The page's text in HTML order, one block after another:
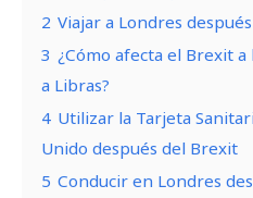
2 Viajar a Londres
3 ¿Cómo afecta el Brexit
a Libras?
4 Utilizar la Tarjeta
Unido después del Brexit
5 Conducir en Londres